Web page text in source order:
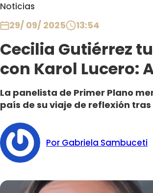
Noticias
29/ 09/ 2025 13:54
Cecilia Gutiérrez
con Karol Lucero:
La panelista de Primer Plano
país de su viaje de reflexión
Por Gabriela Sambuceti